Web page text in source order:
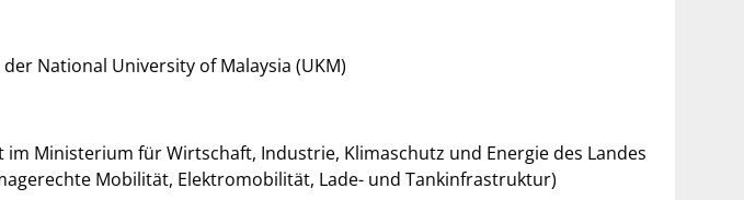
National University of Malaysia (UKM)
im Ministerium für Wirtschaft, Industrie, Klimaschutz und Energie des Landes
Mobilität, Elektromobilität, Lade- und Tankinfrastruktur)